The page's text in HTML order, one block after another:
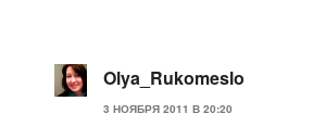
Olya_Rukomeslo
3 НОЯБРЯ 2011 В 20:20